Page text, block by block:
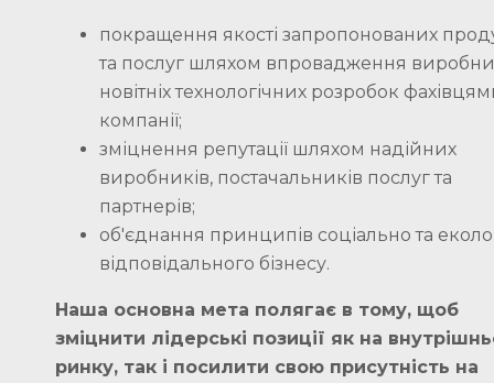
покращення якості запропонованих
та послуг шляхом впровадження
новітніх технологічних розробок
компанії;
зміцнення репутації шляхом надійних
виробників, постачальників послуг та
партнерів;
об'єднання принципів соціально та
відповідального бізнесу.
Наша основна мета полягає в тому, щоб
зміцнити лідерські позиції як на
ринку, так і посилити свою присутність на